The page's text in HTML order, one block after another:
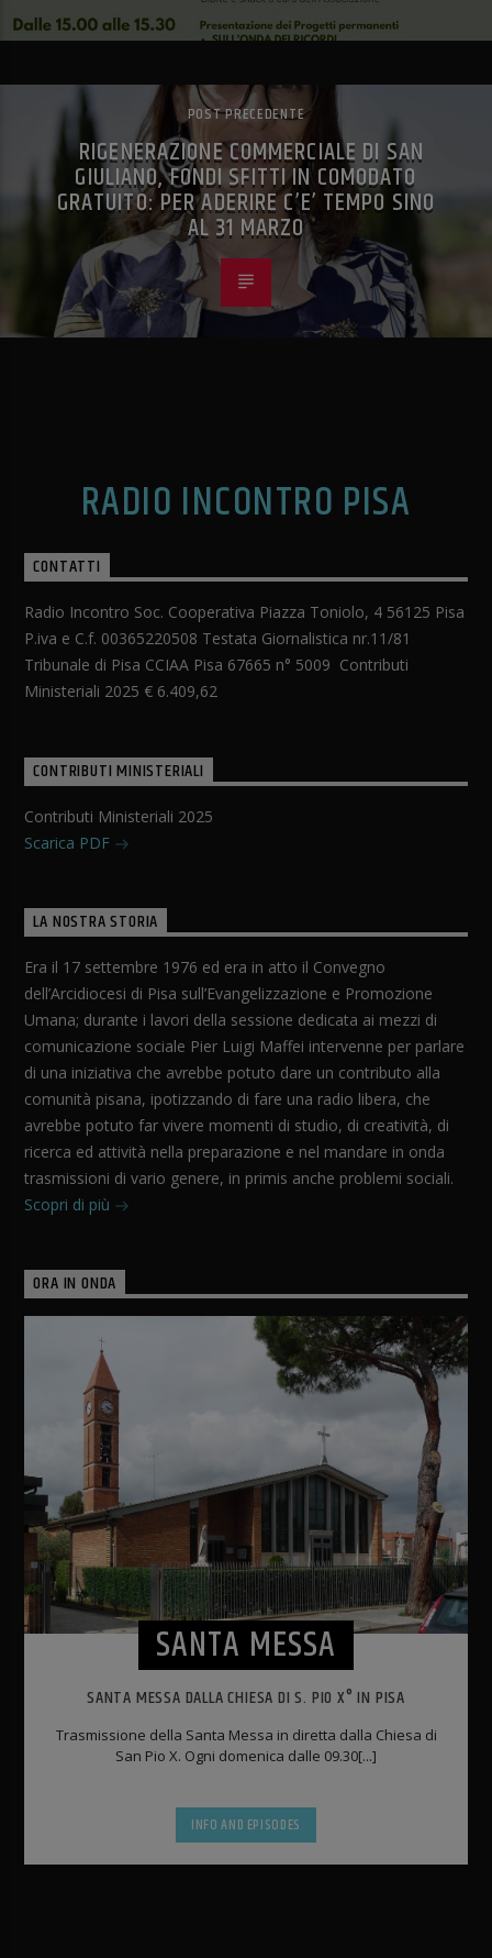
POST PRECEDENTE
RIGENERAZIONE COMMERCIALE DI SAN
GIULIANO, FONDI SFITTI IN COMODATO
GRATUITO: PER ADERIRE C’E’ TEMPO SINO
AL 31 MARZO
RADIO INCONTRO PISA
CONTATTI
Radio Incontro Soc. Cooperativa Piazza Toniolo, 4 56125 Pisa
P.iva e C.f. 00365220508 Testata Giornalistica nr.11/81
Tribunale di Pisa CCIAA Pisa 67665 n° 5009 Contributi
Ministeriali 2025 € 6.409,62
CONTRIBUTI MINISTERIALI
Contributi Ministeriali 2025
Scarica PDF
LA NOSTRA STORIA
Era il 17 settembre 1976 ed era in atto il Convegno
dell’Arcidiocesi di Pisa sull’Evangelizzazione e Promozione
Umana; durante i lavori della sessione dedicata ai mezzi di
comunicazione sociale Pier Luigi Maffei intervenne per parlare
di una iniziativa che avrebbe potuto dare un contributo alla
comunità pisana, ipotizzando di fare una radio libera, che
avrebbe potuto far vivere momenti di studio, di creatività, di
ricerca ed attività nella preparazione e nel mandare in onda
trasmissioni di vario genere, in primis anche problemi sociali.
Scopri di più
ORA IN ONDA
SANTA MESSA
SANTA MESSA DALLA CHIESA DI S. PIO X° IN PISA
Trasmissione della Santa Messa in diretta dalla Chiesa di
San Pio X. Ogni domenica dalle 09.30[...]
INFO AND EPISODES